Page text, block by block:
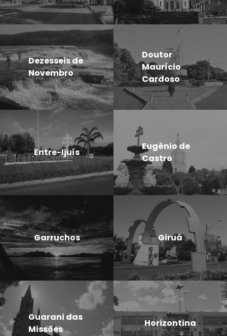
Dezesseis de
Novembro
Doutor
Maurício
Cardoso
Entre-Ijuís
Eugênio de
Castro
Garruchos Giruá
Guarani das
Missões
Horizontina